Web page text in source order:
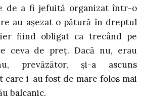
de a fi jefuită organizat într-o
au aşezat o pătură în dreptul
fiind obligat ca trecând pe
ceva de preţ. Dacă nu, erau
prevăzător, şi-a ascuns
care i-au fost de mare folos mai
balcanic.